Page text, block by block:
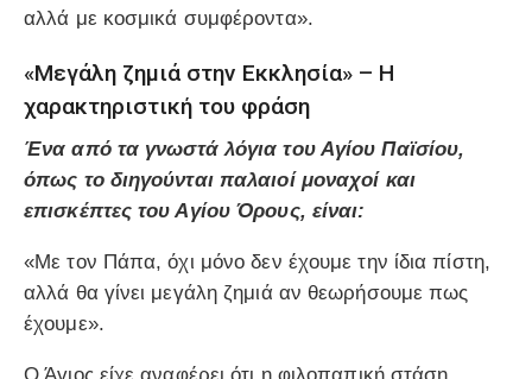
αλλά με κοσμικά συμφέροντα».
«Μεγάλη ζημιά στην Εκκλησία» – Η
χαρακτηριστική του φράση
Ένα από τα γνωστά λόγια του Αγίου Παϊσίου,
όπως το διηγούνται παλαιοί μοναχοί και
επισκέπτες του Αγίου Όρους, είναι:
«Με τον Πάπα, όχι μόνο δεν έχουμε την ίδια πίστη,
αλλά θα γίνει μεγάλη ζημιά αν θεωρήσουμε πως
έχουμε».